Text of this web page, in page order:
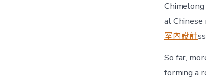
Chimelong
al
室內設計
So far,
forming a